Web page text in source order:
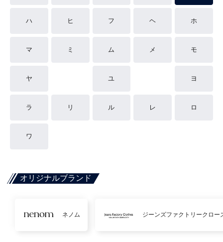
ハ ヒ フ ヘ ホ
マ ミ ム メ モ
ヤ ユ ヨ
ラ リ ル レ ロ
ワ
オリジナルブランド
ネノム ジーンズファクトリークロー